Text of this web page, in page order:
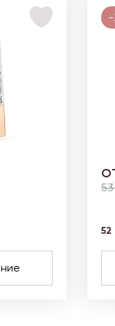
-
52